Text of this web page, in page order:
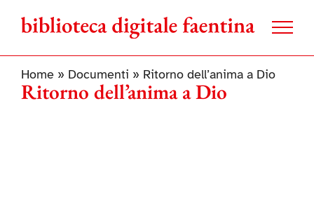
contenuto
Home» Documenti » Ritorno dell’anima a Dio
Ritorno dell’anima a Dio